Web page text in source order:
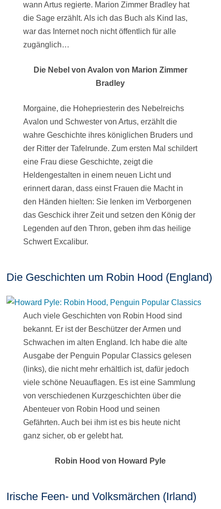
wann Artus regierte. Marion Zimmer Bradley hat
die Sage erzählt. Als ich das Buch als Kind las,
war das Internet noch nicht öffentlich für alle
zugänglich…
Die Nebel von Avalon von Marion Zimmer
Bradley
Morgaine, die Hohepriesterin des Nebelreichs
Avalon und Schwester von Artus, erzählt die
wahre Geschichte ihres königlichen Bruders und
der Ritter der Tafelrunde. Zum ersten Mal schildert
eine Frau diese Geschichte, zeigt die
Heldengestalten in einem neuen Licht und
erinnert daran, dass einst Frauen die Macht in
den Händen hielten: Sie lenken im Verborgenen
das Geschick ihrer Zeit und setzen den König der
Legenden auf den Thron, geben ihm das heilige
Schwert Excalibur.
Die Geschichten um Robin Hood (England)
Auch viele Geschichten von Robin Hood sind
bekannt. Er ist der Beschützer der Armen und
Schwachen im alten England. Ich habe die alte
Ausgabe der Penguin Popular Classics gelesen
(links), die nicht mehr erhältlich ist, dafür jedoch
viele schöne Neuauflagen. Es ist eine Sammlung
von verschiedenen Kurzgeschichten über die
Abenteuer von Robin Hood und seinen
Gefährten. Auch bei ihm ist es bis heute nicht
ganz sicher, ob er gelebt hat.
Robin Hood von Howard Pyle
Irische Feen- und Volksmärchen (Irland)